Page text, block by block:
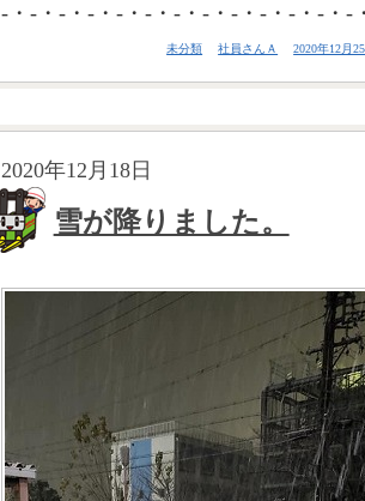
-・-・-・-・-・-・-・-・-・-・-・-・-
未分類 社員さんＡ 2020年12月
2020年12月18日
雪が降りました。